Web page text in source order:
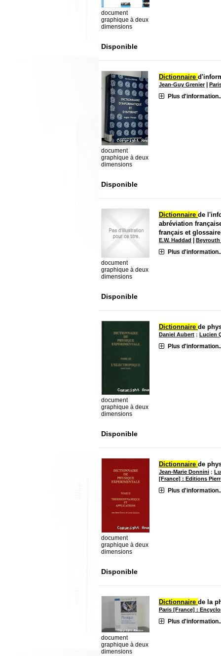
document
graphique à deux
dimensions
Disponible
document
graphique à deux
dimensions
Dictionnaire
Jean-Guy Grenier |
Plus
Disponible
document
graphique à deux
dimensions
Dictionnairede
abréviation
français et glossaire
E.W. Haddad |
Plus
Disponible
document
graphique à deux
dimensions
Dictionnairede
Daniel Aubert ;Lucien
Plus
Disponible
document
graphique à deux
dimensions
Dictionnairede
Jean-Marie Donnini ;
[France] : Editions
Plus
Disponible
document
graphique à deux
dimensions
Dictionnairede la
Paris [France] :
Plus